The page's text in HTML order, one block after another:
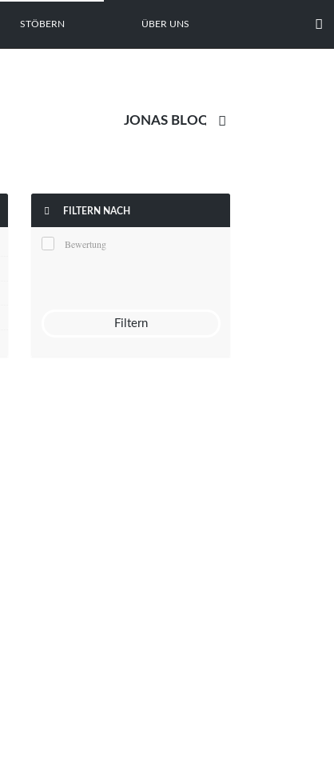
STÖBERN ÜBER UNS 

 FILTERN NACH
Bewertung
Filtern